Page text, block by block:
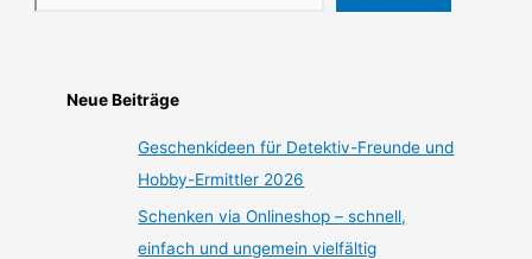
Neue Beiträge
Geschenkideen für Detektiv-Freunde und
Hobby-Ermittler 2026
Schenken via Onlineshop – schnell,
einfach und ungemein vielfältig